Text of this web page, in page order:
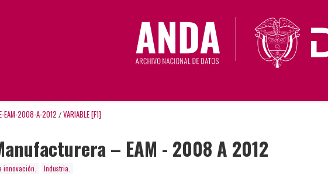
EAM-2008-A-2012 / VARIABLE [F1]
– EAM - 2008 A 2012
innovación.
Industria.